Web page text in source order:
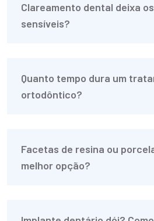
Clareamento dental deixa
sensíveis?
Quanto tempo dura um
ortodôntico?
Facetas de resina ou
melhor opção?